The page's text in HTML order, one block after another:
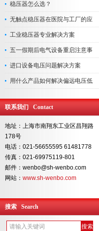
稳压器怎么选？
无触点稳压器在医院与工厂的应
工业稳压器专业解决方案
五一假期后电气设备重启注意事
进口设备电压问题解决方案
用什么产品如何解决偏远电压低
联系我们 Contact
地址：上海市南翔东工业区昌翔路
178号
电话：021-56655595 61481778
传真：021-69975119-801
邮件：wenbo@sh-wenbo.com
网站： www.sh-wenbo.com
搜索 Search